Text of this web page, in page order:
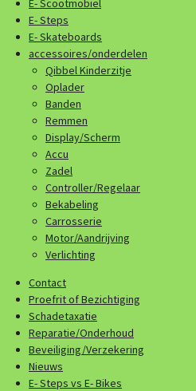
E- Scootmobiel
E- Steps
E- Skateboards
accessoires/onderdelen
Qibbel Kinderzitje
Oplader
Banden
Remmen
Display/Scherm
Accu
Zadel
Controller/Regelaar
Bekabeling
Carrosserie
Motor/Aandrijving
Verlichting
Contact
Proefrit of Bezichtiging
Schadetaxatie
Reparatie/Onderhoud
Beveiliging/Verzekering
Nieuws
E- Steps vs E- Bikes